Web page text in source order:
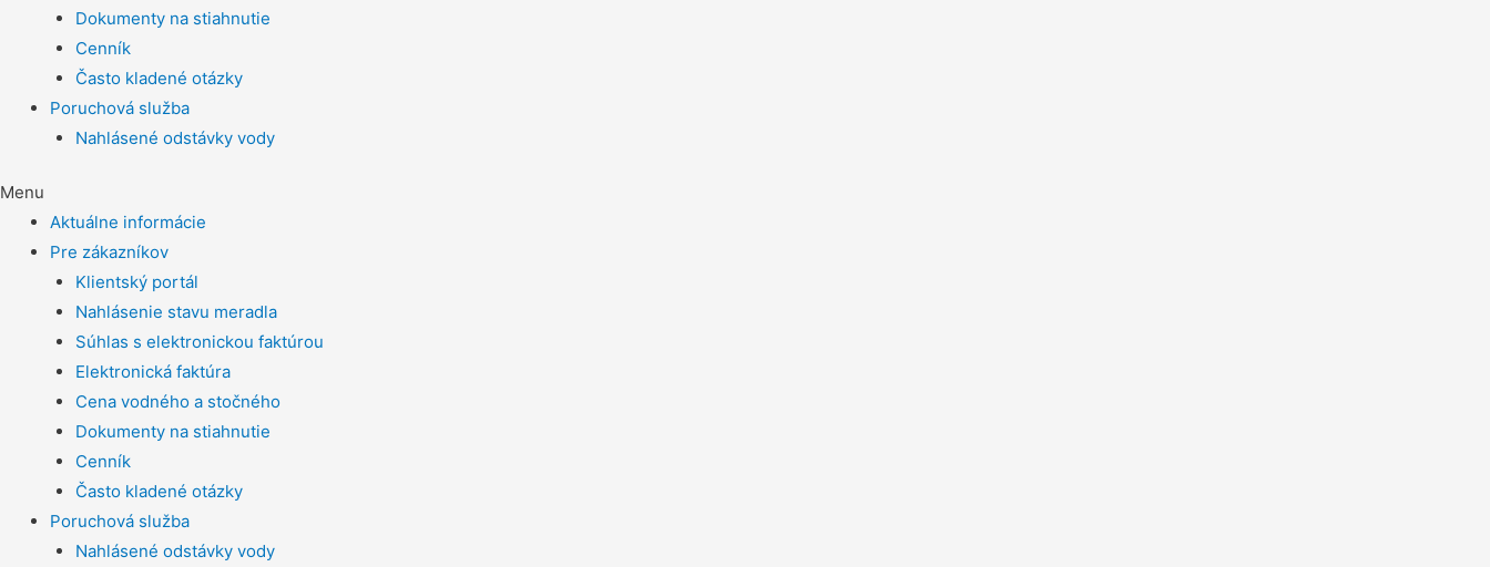
Dokumenty na stiahnutie
Cenník
Často kladené otázky
Poruchová služba
Nahlásené odstávky vody
Menu
Aktuálne informácie
Pre zákazníkov
Klientský portál
Nahlásenie stavu meradla
Súhlas s elektronickou faktúrou
Elektronická faktúra
Cena vodného a stočného
Dokumenty na stiahnutie
Cenník
Často kladené otázky
Poruchová služba
Nahlásené odstávky vody